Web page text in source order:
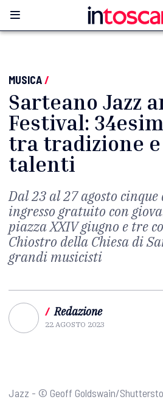
MUSICA/
Sarteano Jazz
Festival:
tra tradizione
talenti
Dal 23 al 27 agosto
ingresso gratuito con
piazza XXIV giugno e tre
Chiostro della Chiesa di
grandi musicisti
/ Redazione
22 AGOSTO 2023
Jazz - © Geoff Goldswain/